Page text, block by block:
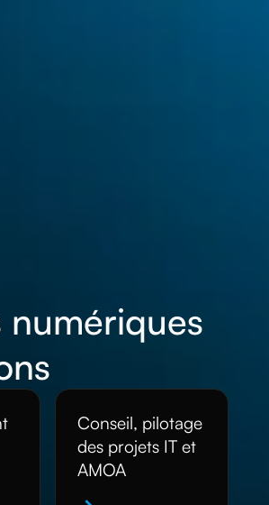
numériques
Conseil, pilotage
des projets IT et
AMOA